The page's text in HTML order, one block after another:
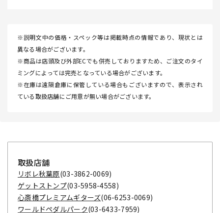
※説明文中の価格・スペック等は掲載時点の情報であり、現状とは
異なる場合がございます。
※商品は店頭及び外部ECでも併売しておりますため、ご注文のタイ
ミングによっては完売となっている場合がございます。
※在庫は遠隔倉庫に保管している場合もございますので、表示され
ている取扱店舗にご用意が無い場合がございます。
取扱店舗
リボレ秋葉原(03-3862-0069)
ゲットストンプ(03-5958-4558)
心斎橋プレミアムギターズ(06-6253-0069)
ワールドペダルパーク(03-6433-7959)